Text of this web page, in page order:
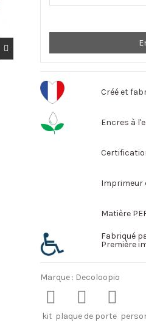
Créé et
Encres à
Imprimeur
Matière
Fabriqué
Première
Marque : Decoloopio
kit plaque de porte